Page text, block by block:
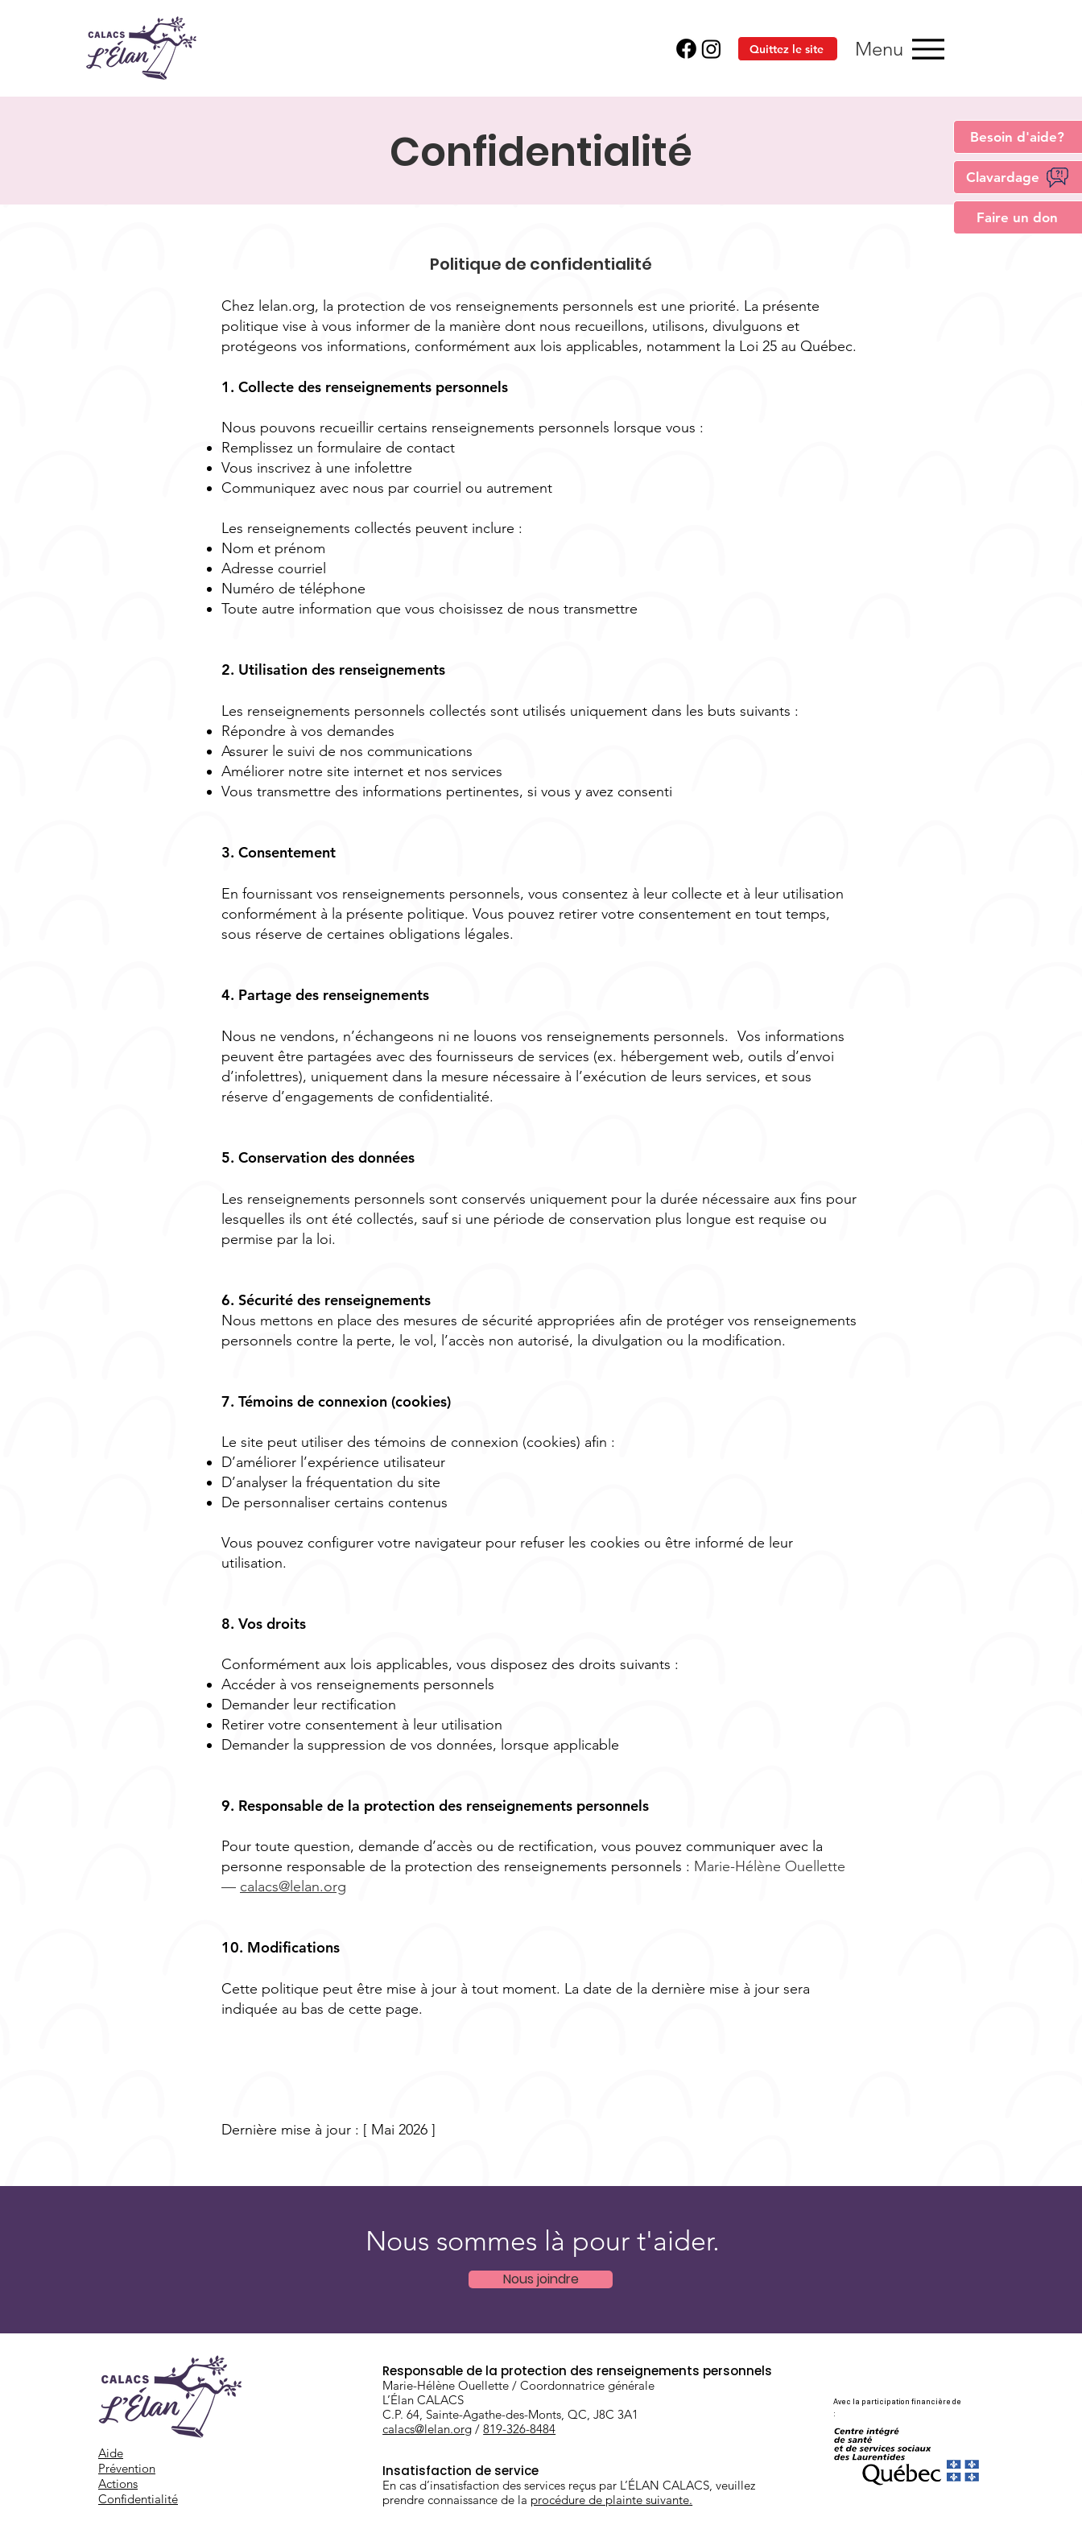
Faire un don
Besoin d'aide?
Clavardage
Quittez le site Menu
Confidentialité
Politique de confidentialité
Chez lelan.org, la protection de vos renseignements personnels est une priorité. La présente
politique vise à vous informer de la manière dont nous recueillons, utilisons, divulguons et
protégeons vos informations, conformément aux lois applicables, notamment la Loi 25 au Québec.
1. Collecte des renseignements personnels
Nous pouvons recueillir certains renseignements personnels lorsque vous :
Remplissez un formulaire de contact
Vous inscrivez à une infolettre
Communiquez avec nous par courriel ou autrement
Les renseignements collectés peuvent inclure :
Nom et prénom
Adresse courriel
Numéro de téléphone
Toute autre information que vous choisissez de nous transmettre
2. Utilisation des renseignements
Les renseignements personnels collectés sont utilisés uniquement dans les buts suivants :
Répondre à vos demandes
Assurer le suivi de nos communications
Améliorer notre site internet et nos services
Vous transmettre des informations pertinentes, si vous y avez consenti
3. Consentement
En fournissant vos renseignements personnels, vous consentez à leur collecte et à leur utilisation
conformément à la présente politique. Vous pouvez retirer votre consentement en tout temps,
sous réserve de certaines obligations légales.
4. Partage des renseignements
Nous ne vendons, n’échangeons ni ne louons vos renseignements personnels. Vos informations
peuvent être partagées avec des fournisseurs de services (ex. hébergement web, outils d’envoi
d’infolettres), uniquement dans la mesure nécessaire à l’exécution de leurs services, et sous
réserve d’engagements de confidentialité.
5. Conservation des données
Les renseignements personnels sont conservés uniquement pour la durée nécessaire aux fins pour
lesquelles ils ont été collectés, sauf si une période de conservation plus longue est requise ou
permise par la loi.
6. Sécurité des renseignements
Nous mettons en place des mesures de sécurité appropriées afin de protéger vos renseignements
personnels contre la perte, le vol, l’accès non autorisé, la divulgation ou la modification.
7. Témoins de connexion (cookies)
Le site peut utiliser des témoins de connexion (cookies) afin :
D’améliorer l’expérience utilisateur
D’analyser la fréquentation du site
De personnaliser certains contenus
Vous pouvez configurer votre navigateur pour refuser les cookies ou être informé de leur
utilisation.
8. Vos droits
Conformément aux lois applicables, vous disposez des droits suivants :
Accéder à vos renseignements personnels
Demander leur rectification
Retirer votre consentement à leur utilisation
Demander la suppression de vos données, lorsque applicable
9. Responsable de la protection des renseignements personnels
Pour toute question, demande d’accès ou de rectification, vous pouvez communiquer avec la
personne responsable de la protection des renseignements personnels : Marie-Hélène Ouellette
— calacs@lelan.org
10. Modifications
Cette politique peut être mise à jour à tout moment. La date de la dernière mise à jour sera
indiquée au bas de cette page.
Dernière mise à jour : [ Mai 2026 ]
Nous sommes là pour t'aider.
Nous joindre
Aide
Prévention
Actions
Confidentialité
Responsable de la protection des renseignements personnels
Marie-Hélène Ouellette / Coordonnatrice générale
L’Élan CALACS
C.P. 64, Sainte-Agathe-des-Monts, QC, J8C 3A1
calacs@lelan.org /819-326-8484
Insatisfaction de service
En cas d’insatisfaction des services reçus par L’ÉLAN CALACS, veuillez
prendre connaissance de la procédure de plainte suivante.
Avec la participation financière de
: